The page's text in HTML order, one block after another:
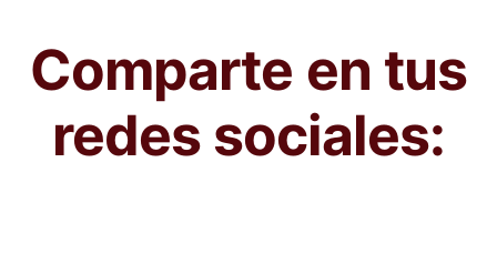
Comparte en tus
redes sociales: